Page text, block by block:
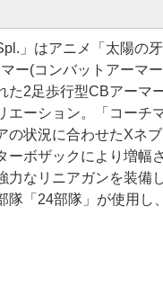
」はアニメ「太陽の
ー(コンバットアーマ
た2足歩行型CBアーマ
エーション。「コーチ
の状況に合わせたXネ
ーボザックにより増幅
力なリニアガンを装備
隊「24部隊」が使用し